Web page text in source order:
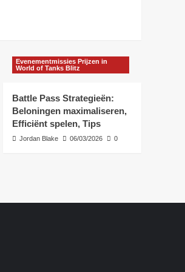
Evenementmissies Prijzen in
World of Tanks Blitz
Battle Pass Strategieën:
Beloningen maximaliseren,
Efficiënt spelen, Tips
Jordan Blake 06/03/2026 0